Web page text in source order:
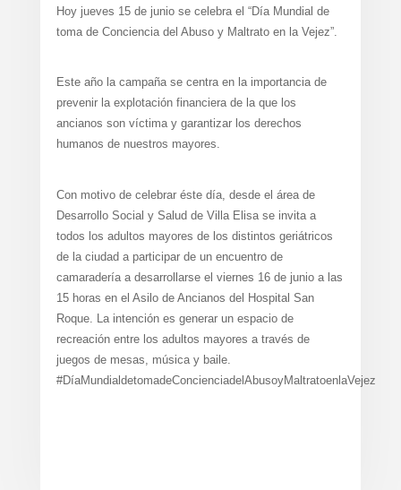
Hoy jueves 15 de junio se celebra el “Día Mundial de
toma de Conciencia del Abuso y Maltrato en la Vejez”.
Este año la campaña se centra en la importancia de
prevenir la explotación financiera de la que los
ancianos son víctima y garantizar los derechos
humanos de nuestros mayores.
Con motivo de celebrar éste día, desde el área de
Desarrollo Social y Salud de Villa Elisa se invita a
todos los adultos mayores de los distintos geriátricos
de la ciudad a participar de un encuentro de
camaradería a desarrollarse el viernes 16 de junio a las
15 horas en el Asilo de Ancianos del Hospital San
Roque. La intención es generar un espacio de
recreación entre los adultos mayores a través de
juegos de mesas, música y baile.
#DíaMundialdetomadeConcienciadelAbusoyMaltratoenlaVejez